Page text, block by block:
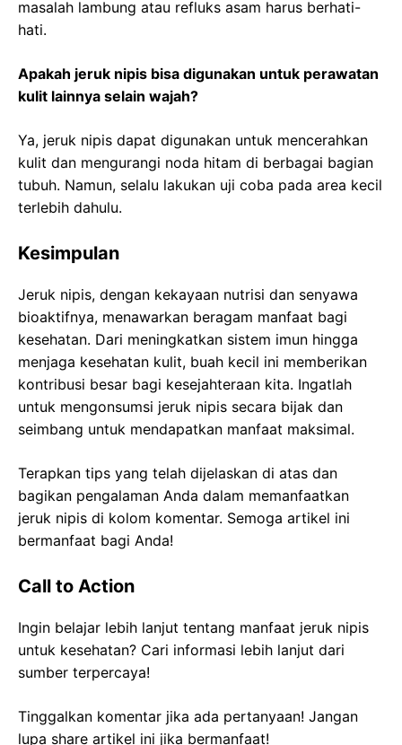
masalah lambung atau refluks asam harus berhati-
hati.
Apakah jeruk nipis bisa digunakan untuk perawatan
kulit lainnya selain wajah?
Ya, jeruk nipis dapat digunakan untuk mencerahkan
kulit dan mengurangi noda hitam di berbagai bagian
tubuh. Namun, selalu lakukan uji coba pada area kecil
terlebih dahulu.
Kesimpulan
Jeruk nipis, dengan kekayaan nutrisi dan senyawa
bioaktifnya, menawarkan beragam manfaat bagi
kesehatan. Dari meningkatkan sistem imun hingga
menjaga kesehatan kulit, buah kecil ini memberikan
kontribusi besar bagi kesejahteraan kita. Ingatlah
untuk mengonsumsi jeruk nipis secara bijak dan
seimbang untuk mendapatkan manfaat maksimal.
Terapkan tips yang telah dijelaskan di atas dan
bagikan pengalaman Anda dalam memanfaatkan
jeruk nipis di kolom komentar. Semoga artikel ini
bermanfaat bagi Anda!
Call to Action
Ingin belajar lebih lanjut tentang manfaat jeruk nipis
untuk kesehatan? Cari informasi lebih lanjut dari
sumber terpercaya!
Tinggalkan komentar jika ada pertanyaan! Jangan
lupa share artikel ini jika bermanfaat!